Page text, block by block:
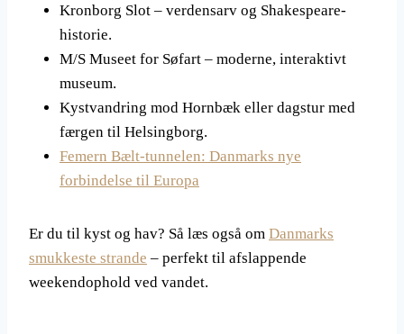
Kronborg Slot – verdensarv og Shakespeare-
historie.
M/S Museet for Søfart – moderne, interaktivt
museum.
Kystvandring mod Hornbæk eller dagstur med
færgen til Helsingborg.
Femern Bælt-tunnelen: Danmarks nye
forbindelse til Europa
Er du til kyst og hav? Så læs også om Danmarks
smukkeste strande – perfekt til afslappende
weekendophold ved vandet.